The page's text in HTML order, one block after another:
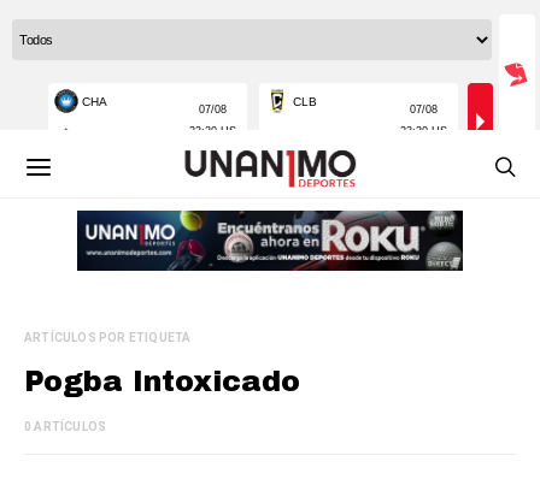
ARTÍCULOS POR ETIQUETA
Pogba Intoxicado
0 ARTÍCULOS